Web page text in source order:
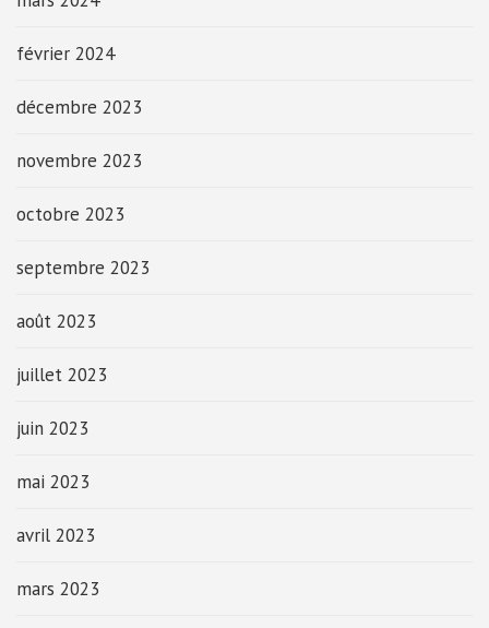
février 2024
décembre 2023
novembre 2023
octobre 2023
septembre 2023
août 2023
juillet 2023
juin 2023
mai 2023
avril 2023
mars 2023